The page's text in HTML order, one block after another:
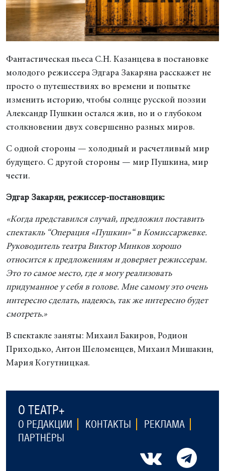
Фантастическая пьеса С.Н. Казанцева в постановке
молодого режиссера Эдгара Закаряна расскажет не
просто о путешествиях во времени и попытке
изменить историю, чтобы солнце русской поэзии
Александр Пушкин остался жив, но и о глубоком
столкновении двух совершенно разных миров.
С одной стороны — холодный и расчетливый мир
будущего. С другой стороны — мир Пушкина, мир
чести.
Эдгар Закарян, режиссер-постановщик:
«Когда представился случай, предложил поставить
спектакль “Операция «Пушкин»“ в Комиссаржевке.
Руководитель театра Виктор Минков хорошо
относится к предложениям и доверяет режиссерам.
Это то самое место, где я могу реализовать
придуманное у себя в голове. Мне самому это очень
интересно сделать, надеюсь, так же интересно будет
смотреть.»
В спектакле заняты: Михаил Бакиров, Родион
Приходько, Антон Шеломенцев, Михаил Мишакин,
Мария Когутницкая.
О ТЕАТР+
О РЕДАКЦИИ КОНТАКТЫ
РЕКЛАМА
ПАРТНЁРЫ